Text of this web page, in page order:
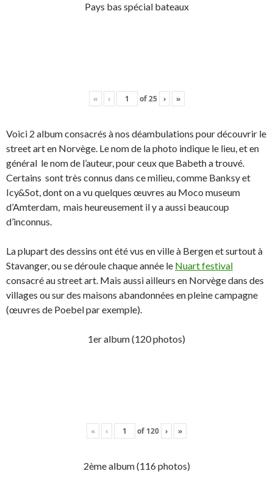
Pays bas spécial bateaux
« ‹ of25 › »
Voici 2 album consacrés à nos déambulations pour découvrir le
street art en Norvège. Le nom de la photo indique le lieu, et en
général le nom de l’auteur, pour ceux que Babeth a trouvé.
Certains sont très connus dans ce milieu, comme Banksy et
Icy&Sot, dont on a vu quelques œuvres au Moco museum
d’Amterdam, mais heureusement il y a aussi beaucoup
d’inconnus.
La plupart des dessins ont été vus en ville à Bergen et surtout à
Stavanger, ou se déroule chaque année le Nuart festival
consacré au street art. Mais aussi ailleurs en Norvège dans des
villages ou sur des maisons abandonnées en pleine campagne
(œuvres de Poebel par exemple).
1er album (120 photos)
« ‹ of 120 › »
2ème album (116 photos)